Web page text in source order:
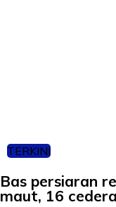
TERKINI
Bas persiaran
maut, 16 cedera